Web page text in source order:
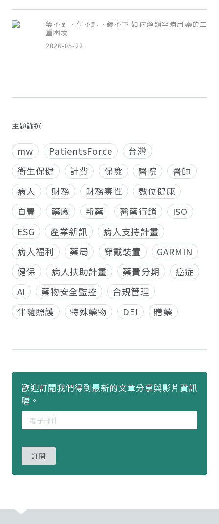
等不到、付不起、續不下 如何解鎖罕病用藥的三
重困境
2026-05-22
主題篩選
mw PatientsForce
台灣
衛生保健
計費 保險 醫院
醫師
病人
財務 財務毒性
數位健康
自費
藥廠 新藥 醫藥行銷
ISO
ESG
產業新訊
病人支持計畫
病人福利
藥局 穿戴裝置
GARMIN
健保
病人扶助計畫 藥費分期
癌症
AI
藥物安全監控
合規管理
伴隨照護
特殊藥物 DEI 贈藥
歡迎訂閱我們得到最新的文章分享與影片資訊
喔。
訂閱